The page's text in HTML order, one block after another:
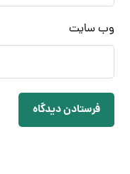
وب‌ سایت
فرستادن دیدگاه